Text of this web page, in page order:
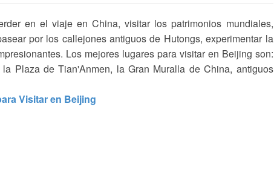
en el viaje en China, visitar los patrimonios mundiales,
por los callejones antiguos de Hutongs, experimentar la
Los mejores lugares para visitar en Beijing son:
Plaza de Tian'Anmen, la Gran Muralla de China, antiguos
Visitar en Beijing